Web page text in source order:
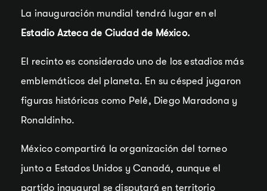
La inauguración mundial tendrá lugar en el
Estadio Azteca de Ciudad de México.
El recinto es considerado uno de los estadios más
emblemáticos del planeta. En su césped jugaron
figuras históricas como Pelé, Diego Maradona y
Ronaldinho.
México compartirá la organización del torneo
junto a Estados Unidos y Canadá, aunque el
partido inaugural se disputará en territorio